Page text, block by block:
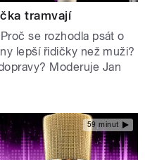
tramvají
se rozhodla psát o
lepší řidičky než muži?
Moderuje Jan
59 minut